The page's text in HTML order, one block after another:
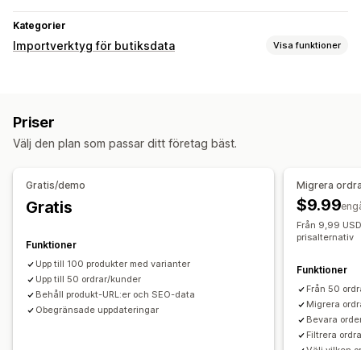
Kategorier
Importverktyg för butiksdata Visa funktioner
Produkter
Priser
Välj den plan som passar ditt företag bäst.
Gratis/demo
Gratis
Funktioner
Upp till 100 produkter med varianter
Upp till 50 ordrar/kunder
Behåll produkt-URL:er och SEO-data
Obegränsade uppdateringar
Migrera
$9.99
Från 9,99
prisalternativ
Funktioner
Från 50
Migrera
Bevara
Filtrera